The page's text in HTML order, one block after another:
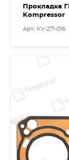
Прокладка
Kompressor
Арт.: KV-271-016